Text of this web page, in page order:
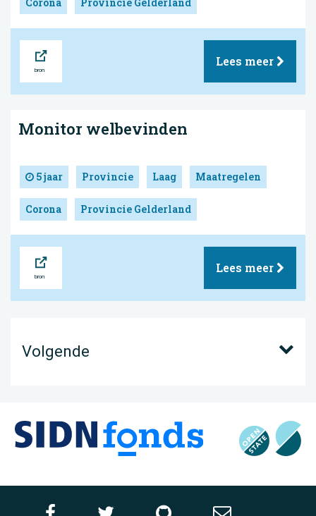
Lees meer
Monitor welbevinden
5 jaar Provincie Laag Maatregelen
Corona Provincie Gelderland
Lees meer
Volgende